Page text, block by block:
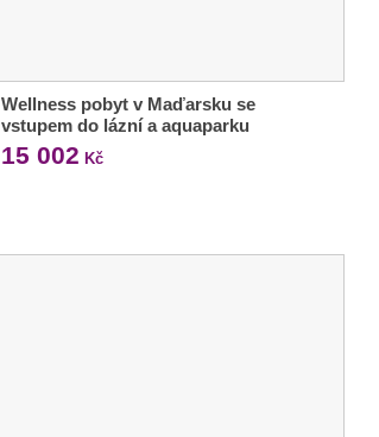
Wellness pobyt v Maďarsku se
vstupem do lázní a aquaparku
15 002 Kč